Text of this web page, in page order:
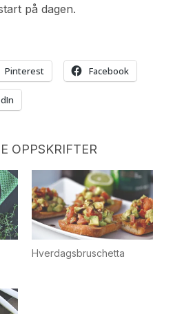
på dagen.
Pinterest Facebook
OPPSKRIFTER
Hverdagsbruschetta